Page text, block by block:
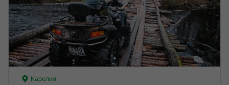
Карелия